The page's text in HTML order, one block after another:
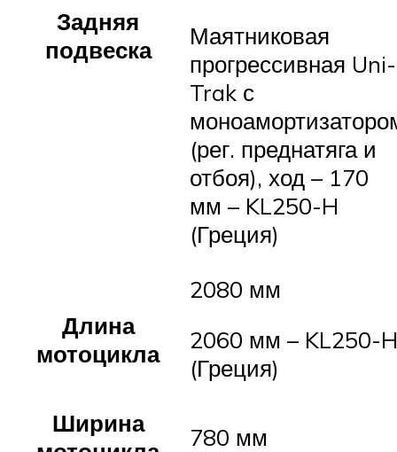
Задняя
подвеска
Маятниковая
прогрессивная Uni-
Trak с
(рег. преднатяга и
отбоя), ход – 170
мм – KL250-H
(Греция)
Длина
мотоцикла
2080 мм
2060 мм – KL250-H
(Греция)
Ширина
780 мм